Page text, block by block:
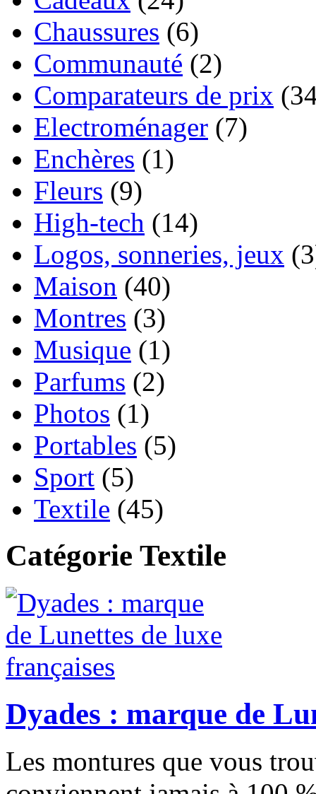
Chaussures (6)
Communauté (2)
Comparateurs de prix
Electroménager (7)
Enchères (1)
Fleurs (9)
High-tech (14)
Logos, sonneries, jeux
Maison (40)
Montres (3)
Musique (1)
Parfums (2)
Photos (1)
Portables (5)
Sport (5)
Textile (45)
Catégorie Textile
Dyades : marque de
Les montures que vous